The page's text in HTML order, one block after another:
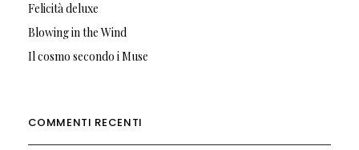
Felicità deluxe
Blowing in the Wind
Il cosmo secondo i Muse
COMMENTI RECENTI